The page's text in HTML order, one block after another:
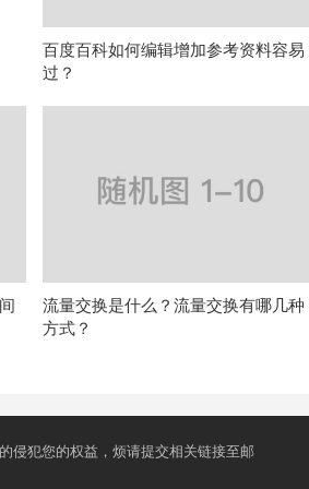
百度百科如何编辑增加参考资料容易
过？
流量交换是什么？流量交换有哪几种
方式？
侵犯您的权益，烦请提交相关链接至邮